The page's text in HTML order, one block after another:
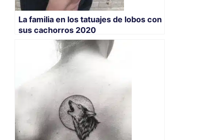
La familia en los tatuajes de lobos con
sus cachorros 2020